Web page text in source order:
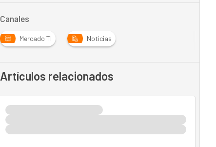
Canales
Mercado TI Noticias
Artículos relacionados